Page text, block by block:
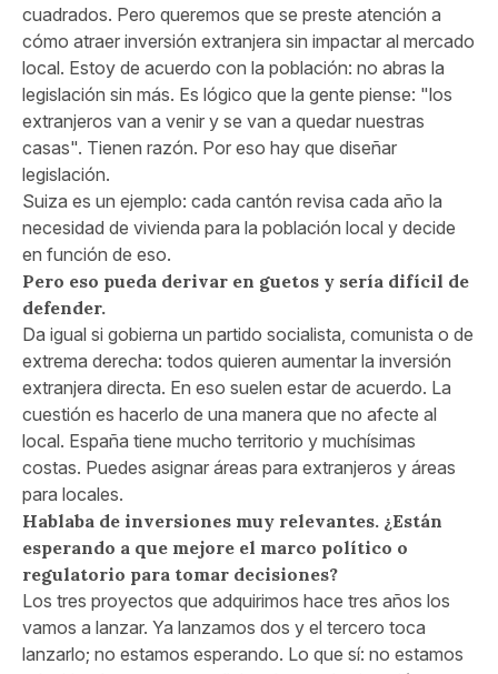
cuadrados. Pero queremos que se preste atención a
cómo atraer inversión extranjera sin impactar al mercado
local. Estoy de acuerdo con la población: no abras la
legislación sin más. Es lógico que la gente piense: "los
extranjeros van a venir y se van a quedar nuestras
casas". Tienen razón. Por eso hay que diseñar
legislación.
Suiza es un ejemplo: cada cantón revisa cada año la
necesidad de vivienda para la población local y decide
en función de eso.
Pero eso pueda derivar en guetos y sería difícil de
defender.
Da igual si gobierna un partido socialista, comunista o de
extrema derecha: todos quieren aumentar la inversión
extranjera directa. En eso suelen estar de acuerdo. La
cuestión es hacerlo de una manera que no afecte al
local. España tiene mucho territorio y muchísimas
costas. Puedes asignar áreas para extranjeros y áreas
para locales.
Hablaba de inversiones muy relevantes. ¿Están
esperando a que mejore el marco político o
regulatorio para tomar decisiones?
Los tres proyectos que adquirimos hace tres años los
vamos a lanzar. Ya lanzamos dos y el tercero toca
lanzarlo; no estamos esperando. Lo que sí: no estamos